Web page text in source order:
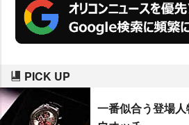
PICK UP
一番似合う登場